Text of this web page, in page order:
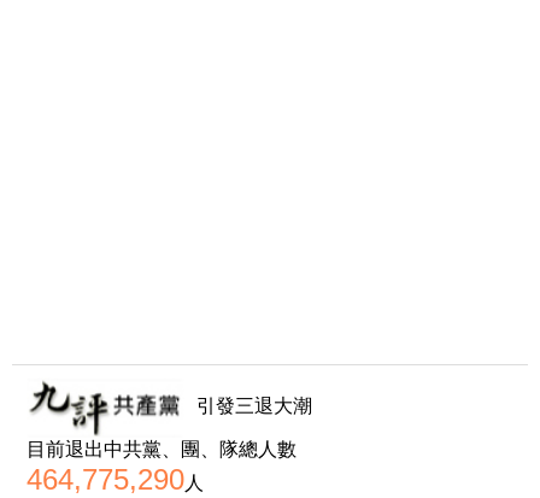
引發三退大潮
目前退出中共黨、團、隊總人數
464,775,290人